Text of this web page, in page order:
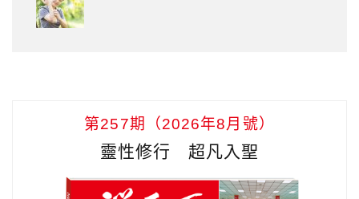
第257期（2026年8月號）
靈性修行 超凡入聖